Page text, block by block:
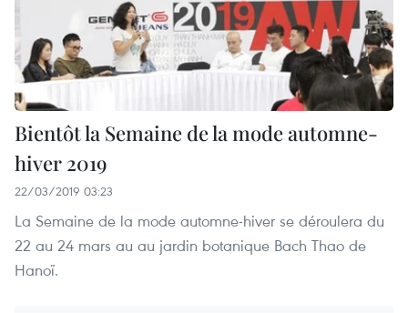
Bientôt la Semaine de la mode automne-
hiver 2019
22/03/2019 03:23
La Semaine de la mode automne-hiver se déroulera du
22 au 24 mars au au jardin botanique Bach Thao de
Hanoï.